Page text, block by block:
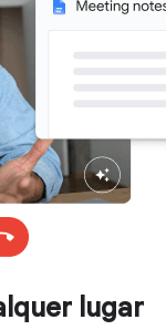
lugar